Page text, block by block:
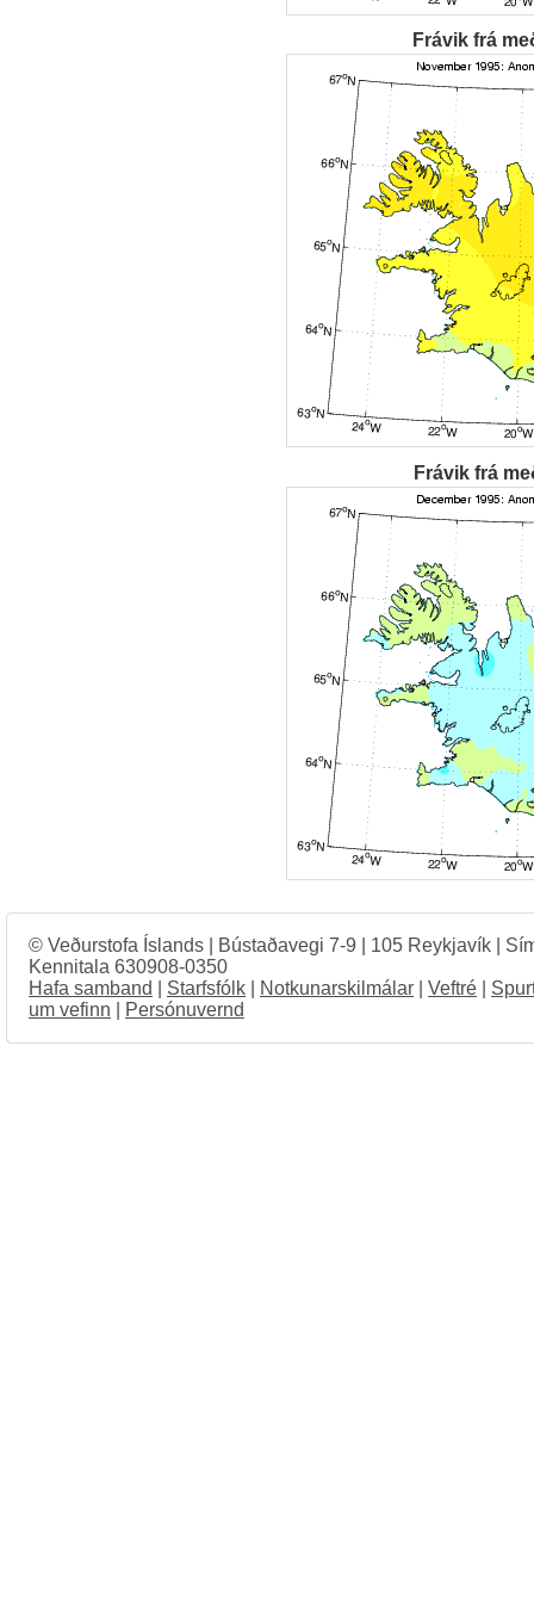
Frávik frá
Frávik frá
© Veðurstofa Íslands | Bústaðavegi 7-9 | 105 Reykjavík |
Kennitala 630908-0350
Hafa samband
Starfsfólk Notkunarskilmálar Veftré
um vefinn
Persónuvernd